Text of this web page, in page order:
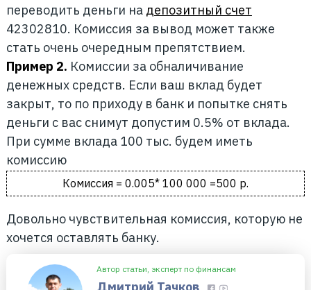
переводить деньги на депозитный счет
42302810. Комиссия за вывод может также
стать очень очередным препятствием.
Пример 2. Комиссии за обналичивание
денежных средств. Если ваш вклад будет
закрыт, то по приходу в банк и попытке снять
деньги с вас снимут допустим 0.5% от вклада.
При сумме вклада 100 тыс. будем иметь
комиссию
Комиссия = 0.005* 100 000 =500 р.
Довольно чувствительная комиссия, которую не
хочется оставлять банку.
Автор статьи, эксперт по финансам
Дмитрий Тачков